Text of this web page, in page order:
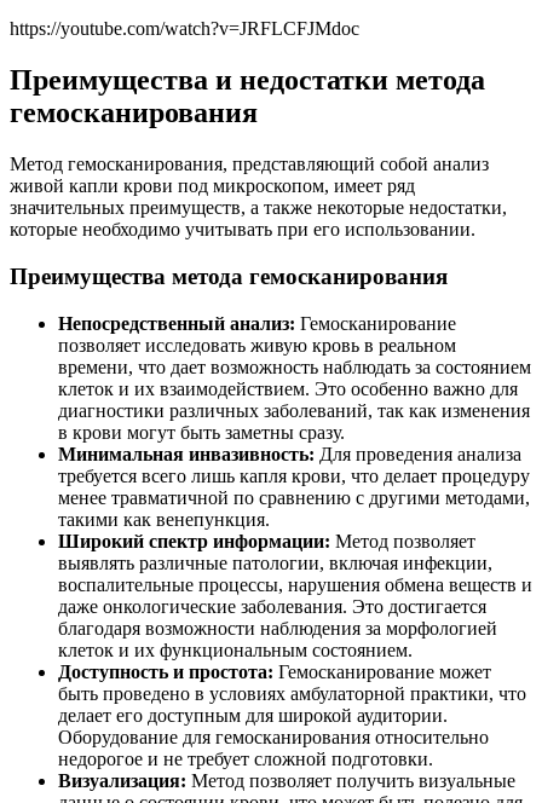
https://youtube.com/watch?v=JRFLCFJMdoc
Преимущества и недостатки метода
гемосканирования
Метод гемосканирования, представляющий собой анализ
живой капли крови под микроскопом, имеет ряд
значительных преимуществ, а также некоторые недостатки,
которые необходимо учитывать при его использовании.
Преимущества метода гемосканирования
Непосредственный анализ: Гемосканирование
позволяет исследовать живую кровь в реальном
времени, что дает возможность наблюдать за состоянием
клеток и их взаимодействием. Это особенно важно для
диагностики различных заболеваний, так как изменения
в крови могут быть заметны сразу.
Минимальная инвазивность: Для проведения анализа
требуется всего лишь капля крови, что делает процедуру
менее травматичной по сравнению с другими методами,
такими как венепункция.
Широкий спектр информации: Метод позволяет
выявлять различные патологии, включая инфекции,
воспалительные процессы, нарушения обмена веществ и
даже онкологические заболевания. Это достигается
благодаря возможности наблюдения за морфологией
клеток и их функциональным состоянием.
Доступность и простота: Гемосканирование может
быть проведено в условиях амбулаторной практики, что
делает его доступным для широкой аудитории.
Оборудование для гемосканирования относительно
недорогое и не требует сложной подготовки.
Визуализация: Метод позволяет получить визуальные